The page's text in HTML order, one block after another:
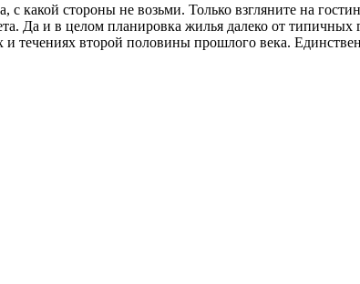
какой стороны не возьми. Только взгляните на
Да и в целом планировка жилья далеко от типичных
течениях второй половины прошлого века.